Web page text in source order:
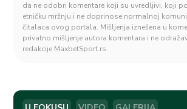
da ne odobri komentare koji su uvredljivi, koji
etničku mržnju i ne doprinose normalnoj
čitalaca ovog portala. Mišljenja iznešena u
privatno mišljenje autora komentara i ne
redakcije MaxbetSport.rs.